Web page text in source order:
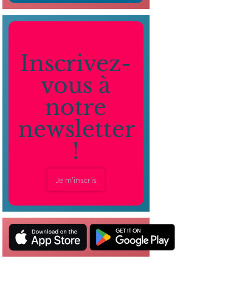
Inscrivez-
vous à
notre
newsletter
!
Je m'inscris